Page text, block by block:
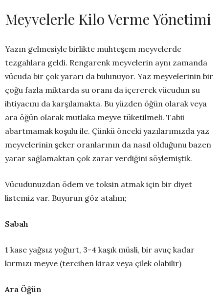
Meyvelerle Kilo Verme Yönetimi
Yazın gelmesiyle birlikte muhteşem meyvelerde
tezgahlara geldi. Rengarenk meyvelerin aynı zamanda
vücuda bir çok yararı da bulunuyor. Yaz meyvelerinin bir
çoğu fazla miktarda su oranı da içererek vücudun su
ihtiyacını da karşılamakta. Bu yüzden öğün olarak veya
ara öğün olarak mutlaka meyve tüketilmeli. Tabii
abartmamak koşulu ile. Çünkü önceki yazılarımızda yaz
meyvelerinin şeker oranlarının da nasıl olduğunu bazen
yarar sağlamaktan çok zarar verdiğini söylemiştik.
Vücudunuzdan ödem ve toksin atmak için bir diyet
listemiz var. Buyurun göz atalım;
Sabah
1 kase yağsız yoğurt, 3-4 kaşık müsli, bir avuç kadar
kırmızı meyve (tercihen kiraz veya çilek olabilir)
Ara Öğün